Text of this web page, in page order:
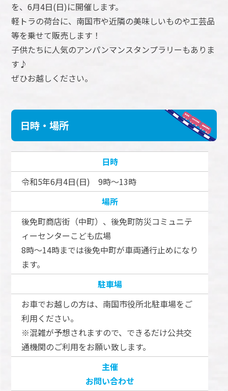
を、6月4日(日)に開催します。
軽トラの荷台に、南国市や近隣の美味しいものや工芸品
等を乗せて販売します！
子供たちに人気のアンパンマンスタンプラリーもありま
す♪
ぜひお越しください。
日時・場所
日時
令和5年6月4日(日) 9時～13時
場所
後免町商店街（中町）、後免町防災コミュニテ
ィーセンターこども広場
8時～14時までは後免中町が車両通行止めになり
ます。
駐車場
お車でお越しの方は、南国市役所北駐車場をご
利用ください。
※混雑が予想されますので、できるだけ公共交
通機関のご利用をお願い致します。
主催
お問い合わせ